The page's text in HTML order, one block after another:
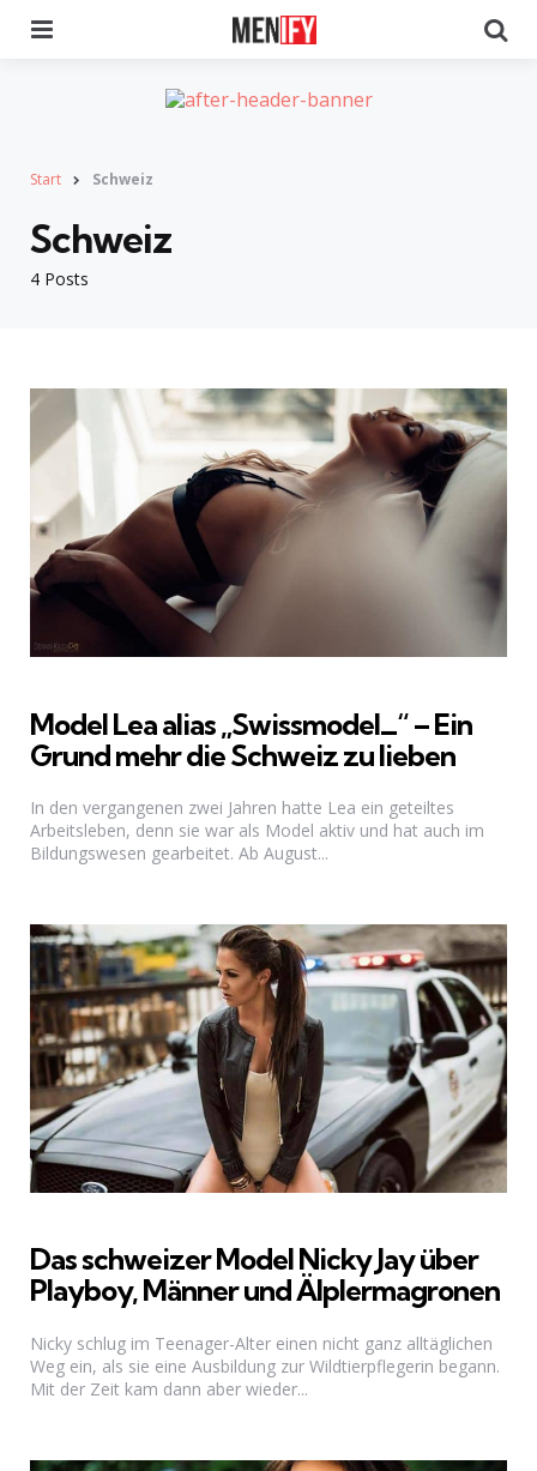
Start Schweiz
4 Posts
Schweiz
Model Lea alias „Swissmodel_“ – Ein
Grund mehr die Schweiz zu lieben
In den vergangenen zwei Jahren hatte Lea ein geteiltes
Arbeitsleben, denn sie war als Model aktiv und hat auch im
Bildungswesen gearbeitet. Ab August...
Das schweizer Model Nicky Jay über
Playboy, Männer und Älplermagronen
Nicky schlug im Teenager-Alter einen nicht ganz alltäglichen
Weg ein, als sie eine Ausbildung zur Wildtierpflegerin begann.
Mit der Zeit kam dann aber wieder...